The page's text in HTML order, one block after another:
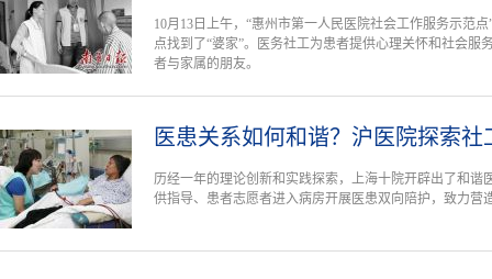
10月13日上午，“惠州市第一人民医院社会工作服务示范
点找到了“婆家”。医务社工为患者提供心理关怀和社会服
者与家属的朋友。
医患关系如何和谐？沪医院探索社
历经一年的理论创新和实践探索，上海十院开辟出了和
供指导、患者志愿者进入病房开展医患双向陪护，致力营